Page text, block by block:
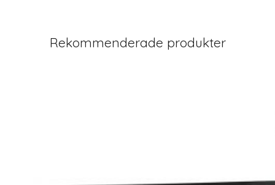
Rekommenderade produkter